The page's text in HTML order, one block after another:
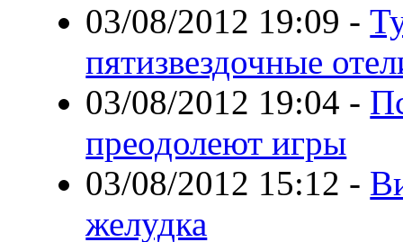
03/08/2012 19:09 -
пятизвездочные
03/08/2012 19:04 -
преодолеют игры
03/08/2012 15:12 -
желудка